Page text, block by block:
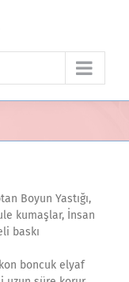
Boyun Yastığı,
kumaşlar, İnsan
baskı
boncuk elyaf